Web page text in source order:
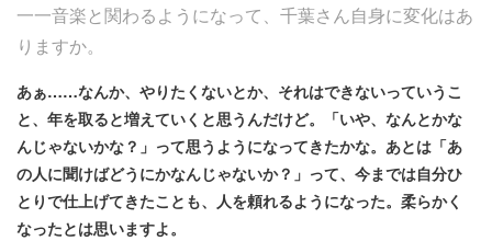
一一音楽と関わるようになって、千葉さん自身に変化はあ
りますか。
あぁ……なんか、やりたくないとか、それはできないっていうこ
と、年を取ると増えていくと思うんだけど。「いや、なんとかな
んじゃないかな？」って思うようになってきたかな。あとは「あ
の人に聞けばどうにかなんじゃないか？」って、今までは自分ひ
とりで仕上げてきたことも、人を頼れるようになった。柔らかく
なったとは思いますよ。